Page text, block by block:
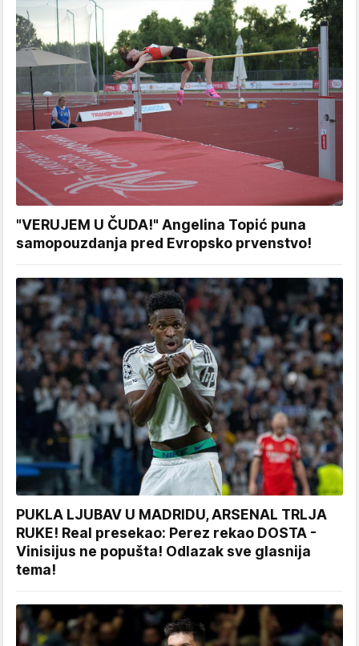
"VERUJEM U ČUDA!" Angelina Topić puna
samopouzdanja pred Evropsko prvenstvo!
PUKLA LJUBAV U MADRIDU, ARSENAL TRLJA
RUKE! Real presekao: Perez rekao DOSTA -
Vinisijus ne popušta! Odlazak sve glasnija
tema!